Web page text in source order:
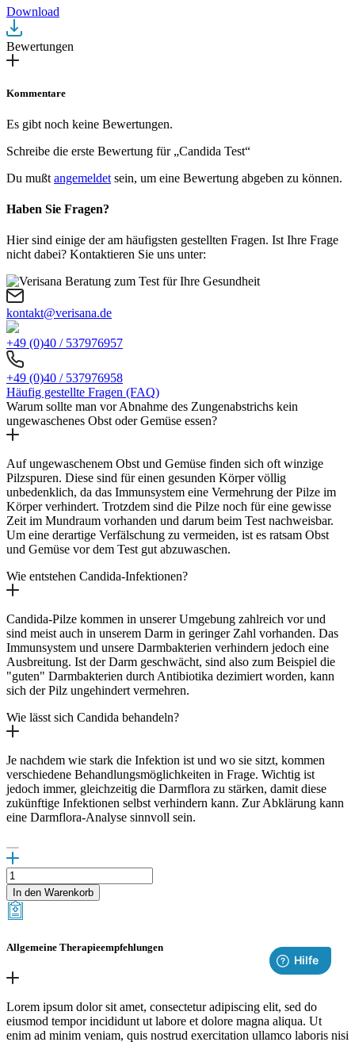
Download
Bewertungen
Kommentare
Es gibt noch keine Bewertungen.
Schreibe die erste Bewertung für „Candida Test“
Du mußt angemeldet sein, um eine Bewertung abgeben zu können.
Haben Sie Fragen?
Hier sind einige der am häufigsten gestellten Fragen. Ist Ihre Frage
nicht dabei? Kontaktieren Sie uns unter:
kontakt@verisana.de
+49 (0)40 / 537976957
+49 (0)40 / 537976958
Häufig gestellte Fragen (FAQ)
Warum sollte man vor Abnahme des Zungenabstrichs kein
ungewaschenes Obst oder Gemüse essen?
Auf ungewaschenem Obst und Gemüse finden sich oft winzige
Pilzspuren. Diese sind für einen gesunden Körper völlig
unbedenklich, da das Immunsystem eine Vermehrung der Pilze im
Körper verhindert. Trotzdem sind die Pilze noch für eine gewisse
Zeit im Mundraum vorhanden und darum beim Test nachweisbar.
Um eine derartige Verfälschung zu vermeiden, ist es ratsam Obst
und Gemüse vor dem Test gut abzuwaschen.
Wie entstehen Candida-Infektionen?
Candida-Pilze kommen in unserer Umgebung zahlreich vor und
sind meist auch in unserem Darm in geringer Zahl vorhanden. Das
Immunsystem und unsere Darmbakterien verhindern jedoch eine
Ausbreitung. Ist der Darm geschwächt, sind also zum Beispiel die
"guten" Darmbakterien durch Antibiotika dezimiert worden, kann
sich der Pilz ungehindert vermehren.
Wie lässt sich Candida behandeln?
Je nachdem wie stark die Infektion ist und wo sie sitzt, kommen
verschiedene Behandlungsmöglichkeiten in Frage. Wichtig ist
jedoch immer, gleichzeitig die Darmflora zu stärken, damit diese
zukünftige Infektionen selbst verhindern kann. Zur Abklärung kann
eine Darmflora-Analyse sinnvoll sein.
Empfehlungen
zur
Behandlung
von
Menge
In den Warenkorb
Allgemeine Therapieempfehlungen
Lorem ipsum dolor sit amet, consectetur adipiscing elit, sed do
eiusmod tempor incididunt ut labore et dolore magna aliqua. Ut
enim ad minim veniam, quis nostrud exercitation ullamco laboris nisi